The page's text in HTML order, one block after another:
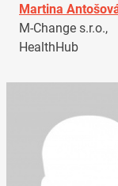
Martina
M-Change s.r.o.,
HealthHub